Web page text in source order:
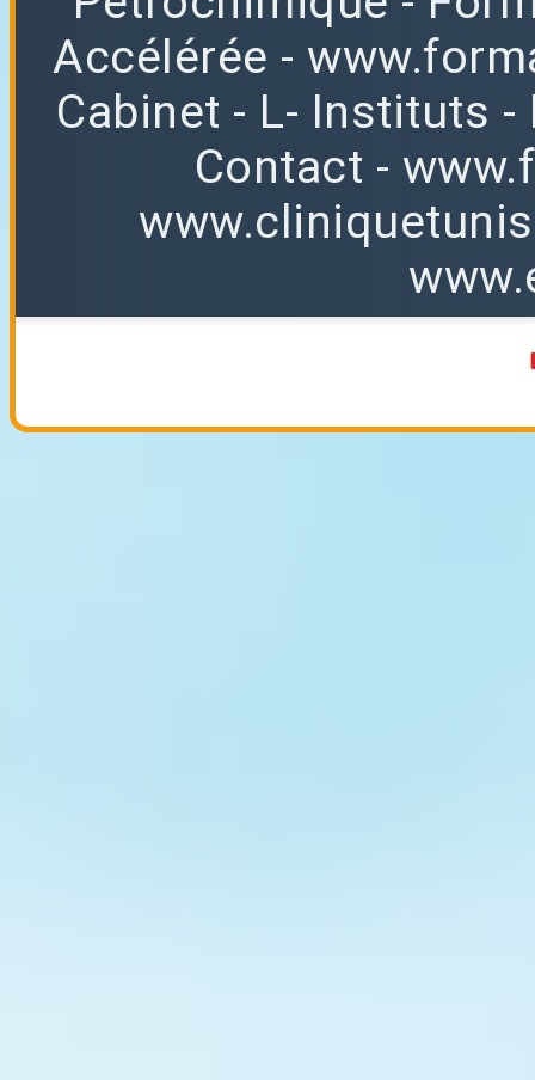
Accélérée -
Cabinet - L- Instituts -
Contact -